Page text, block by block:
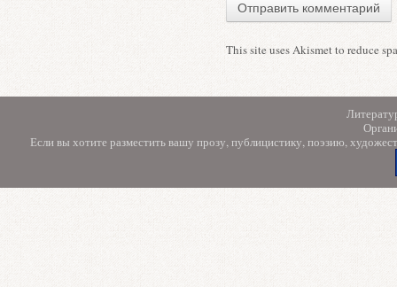
This site uses Akismet to reduce
Если вы хотите разместить вашу прозу, публицистику, поэзию,